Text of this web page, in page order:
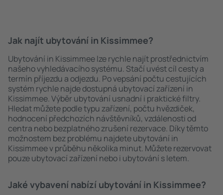
Jak najít ubytování in Kissimmee?
Ubytování in Kissimmee lze rychle najít prostřednictvím
našeho vyhledávacího systému. Stačí uvést cíl cesty a
termín příjezdu a odjezdu. Po vepsání počtu cestujících
systém rychle najde dostupná ubytovací zařízení in
Kissimmee. Výběr ubytování usnadní i praktické filtry.
Hledat můžete podle typu zařízení, počtu hvězdiček,
hodnocení předchozích návštěvníků, vzdálenosti od
centra nebo bezplatného zrušení rezervace. Díky těmto
možnostem bez problému najdete ubytování in
Kissimmee v průběhu několika minut. Můžete rezervovat
pouze ubytovací zařízení nebo i ubytování s letem.
Jaké vybavení nabízí ubytování in Kissimmee?